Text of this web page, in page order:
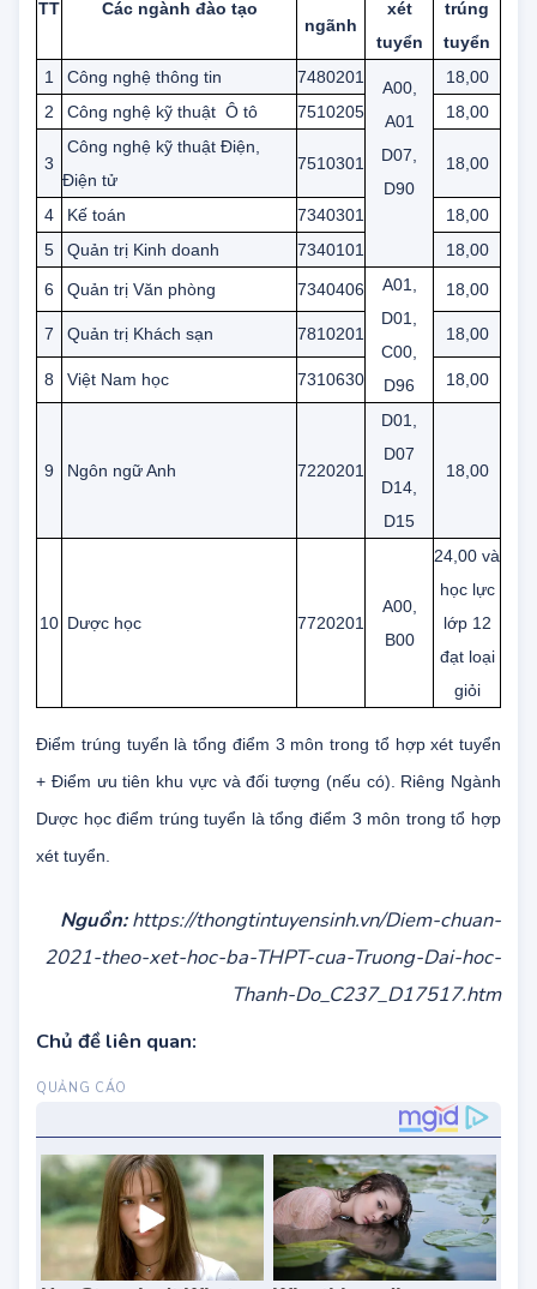
TT Các ngành đào tạo
Mã
ngãnh
Tổ hợp
xét
tuyển
Điểm
trúng
tuyển
Công nghệ thông tin
A00,
A01
Công nghệ kỹ thuật Ô tô
3
Công nghệ kỹ thuật Điện,
Điện tử
7510301 18,00
4 Kế toán 7340301
18,00
6 Quản trị Văn phòng 7340406
A01,
D01,
C00,
D96
18,00
7 Quản trị Khách sạn 7810201 18,00
9 Ngôn ngữ Anh 7220201
D01,
D07
18,00
B00
24,00 và
học lực
lớp 12
Điểm trúng tuyển là tổng điểm 3 môn trong tổ hợp xét tuyển
+ Điểm ưu tiên khu vực và đối tượng (nếu có). Riêng Ngành
xét tuyển.
https://thongtintuyensinh.vn/Diem-chuan-
2021-theo-xet-hoc-ba-THPT-cua-Truong-Dai-hoc-